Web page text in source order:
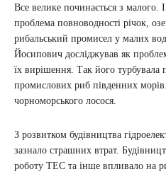
Все велике починається з малого.
проблема повноводності річок,
рибальський промисел у малих
Йосипович досліджував як
їх вирішення. Так його турбувала
промислових риб південних
чорноморського лосося.
З розвитком будівництва
зазнало страшних втрат.
роботу ТЕС та інше впливало на